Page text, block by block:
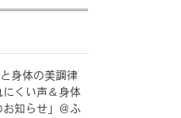
身体の美調律
にくい声＆身体
お知らせ」＠ふ